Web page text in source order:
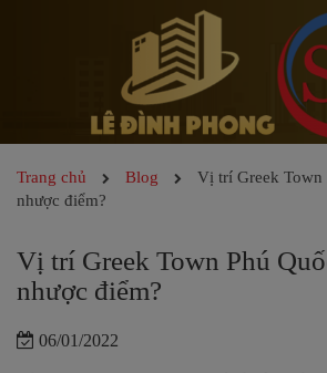
Trang chủ Blog
Vị trí Greek Town
nhược điểm?
Vị trí Greek Town Phú
nhược điểm?
06/01/2022